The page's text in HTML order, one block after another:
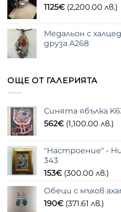
1125€ (2,200.00 лв.)
Медальон с
друза A268
ОЩЕ ОТ ГАЛЕРИЯТА
Синята ябълка
562€ (1,100.00 лв.)
"Настроение" -
343
153€ (300.00 лв.)
Обеци с мъхов
190€ (371.61 лв.)